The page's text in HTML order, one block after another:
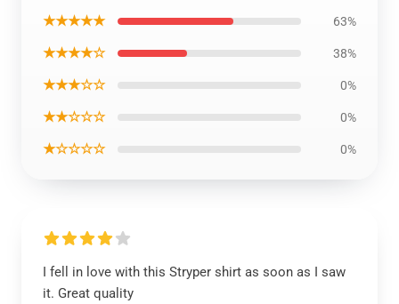
★★★★★ 63%
★★★★☆ 38%
★★★☆☆ 0%
★★☆☆☆ 0%
★☆☆☆☆ 0%
I fell in love with this Stryper shirt as soon as I saw
it. Great quality